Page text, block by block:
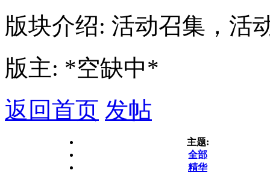
版块介绍: 活动召集，活
版主: *空缺中*
返回首页 发帖
主题:
全部
精华